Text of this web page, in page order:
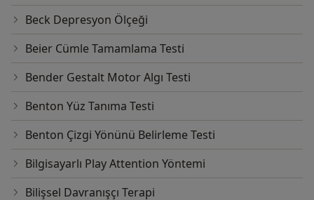
Beck Depresyon Ölçeği
Beier Cümle Tamamlama Testi
Bender Gestalt Motor Algı Testi
Benton Yüz Tanıma Testi
Benton Çizgi Yönünü Belirleme Testi
Bilgisayarlı Play Attention Yöntemi
Bilişsel Davranışçı Terapi